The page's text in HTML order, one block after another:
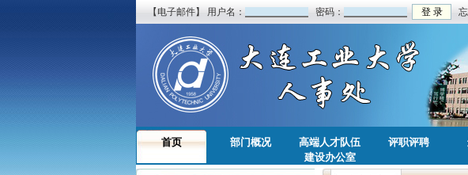
【电子邮件】 用户名： 密码：
首页 部门概况
高端人才队伍
建设办公室
评职评聘